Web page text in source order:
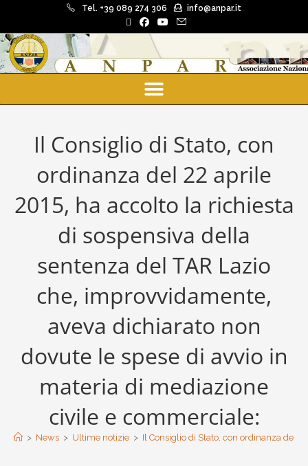
Tel. +39 089 274 306 info@anpar.it
Il Consiglio di Stato, con
ordinanza del 22 aprile
2015, ha accolto la richiesta
di sospensiva della
sentenza del TAR Lazio
che, improvvidamente,
aveva dichiarato non
dovute le spese di avvio in
materia di mediazione
civile e commerciale:
> News > Ultime notizie > Il Consiglio di Stato, con ordinanza del